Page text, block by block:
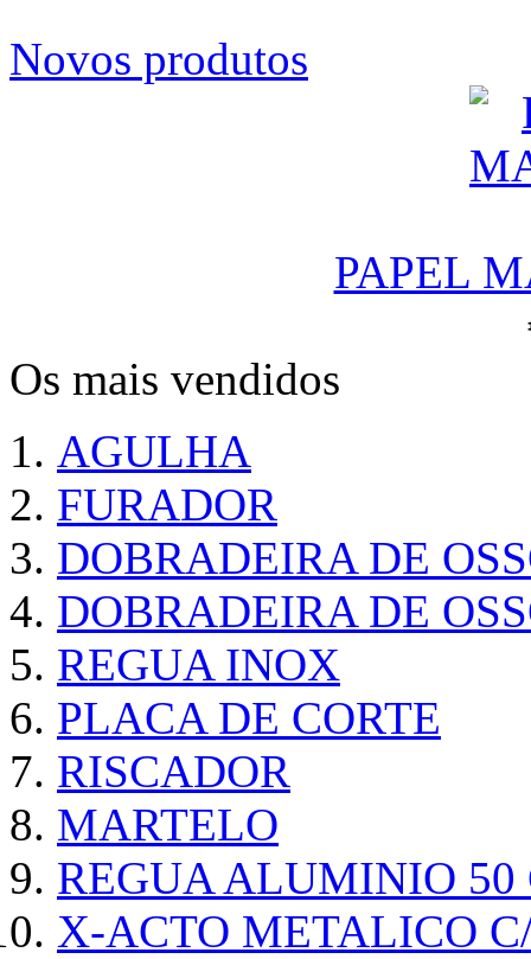
Novos produtos
PAPEL
Os mais vendidos
AGULHA
FURADOR
DOBRADEIRA DE
DOBRADEIRA DE
REGUA INOX
PLACA DE CORTE
RISCADOR
MARTELO
REGUA ALUMINIO 50
X-ACTO METALICO